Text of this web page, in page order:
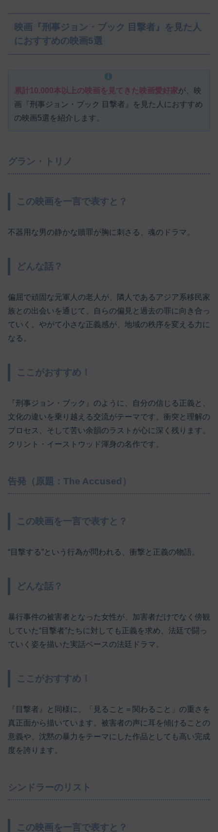
映画『刑事ジョン・ブック 目撃者』を見た人
におすすめの映画5選
累計10,000本以上の映画を見てきた映画愛好家が、映
画『刑事ジョン・ブック 目撃者』を見た人におすすめ
の映画5選を紹介します。
グラン・トリノ
この映画を一言で表すと？
不器用な男の静かな贖罪が胸に刺さる、魂のドラマ。
どんな話？
偏屈で頑固な元軍人の老人が、隣人であるアジア系移民家
族との出会いを通じて、自らの偏見と過去の罪に向き合っ
ていく。やがて小さな正義感が、地域の秩序を変える力に
なる。
ここがおすすめ！
『刑事ジョン・ブック』のように、自分の信じる正義と、
文化の違いを乗り越える交流がテーマです。衝突と理解の
プロセス、そして苦い余韻のラストが心に深く残ります。
クリント・イーストウッド渾身の名作です。
告発（原題：The Accused）
この映画を一言で表すと？
“目撃する”という行為が問われる、衝撃と正義の物語。
どんな話？
暴行事件の被害者となった女性が、加害者だけでなく傍観
していた“目撃者”たちに対しても正義を求め、法廷で闘っ
ていく姿を描いた実話ベースの法廷ドラマ。
ここがおすすめ！
『目撃者』と同様に、「見ること＝関わること」の重さを
真正面から描いています。被害者の声に耳を傾けることの
意義や、沈黙の暴力をテーマにした作品としても高い完成
度を誇ります。
シンドラーのリスト
この映画を一言で表すと？